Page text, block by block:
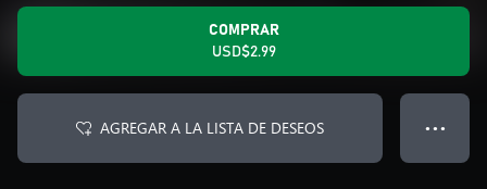
COMPRAR
USD$2.99
AGREGAR A LA LISTA DE DESEOS ● ● ●